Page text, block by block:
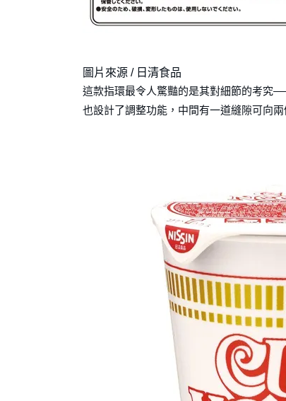
圖片來源 / 日清食品
這款指環最令人驚豔的是其對細節的考究
也設計了調整功能，中間有一道縫隙可向兩